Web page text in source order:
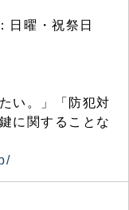
日曜・祝祭日
い。」「防犯対
に関することな